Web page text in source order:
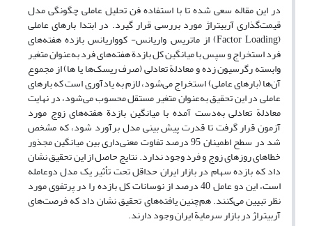
در این مقاله سعی شده تا با استفاده فن تحلیل عاملی چگونگی مدل
قیمت‌گذاری آربیتراژ مورد بررسی قرار گیرد. در ابتدا بارهای عاملی
(Factor Loading) از ماتریس واریانس- کوواریانس بازده هفته‌های
فرد استخراج و سپس با میانگین کل بازدة هفته‌های فرد به‌عنوان متغیر
وابسته رگرسیون زده و معادلة تعادلی (صرف ریسک‌ها یا ها) از مجموع
آن‌ها (بارهای عاملی) استخراج می‌شود، لازم به یادآوری است که بارهای
عاملی در این تحقیق به‌عنوان متغیر مستقل محسوب می‌شود، در نهایت
معادلة تعادلی به‌دست آمده با میانگین بازدة هفته‌های زوج مورد
آزمون قرار گرفت تا قدرت پیش بینی مدل برآورد شود، که مشخص
شد در سطح اطمینان 95 درصد تفاوت معنی‌داری بین میانگین مجذور
خطاهای روزهای زوج و فرد وجود ندارد. نتایج حاصل از این تحقیق نشان
داد که بازده سهام در بازار ایران حداقل تحت تأثیر یک مدل دوعامله
است، این دو عامل 40 درصد از نوسانات کل بازده را در پرتفوی مورد
نظر تبیین می‌کنند. هم‌چنین یافته‌های تحقیق نشان داد که فرصت‌های
آربیتراژ در بازار سرمایة ایران وجود دارند.